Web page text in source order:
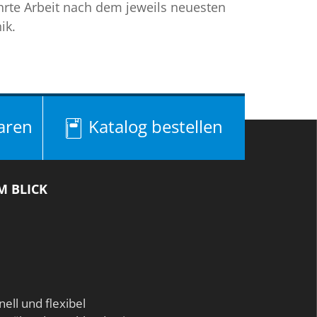
Arbeit nach dem jeweils neuesten
Katalog bestellen
BLICK
und flexibel